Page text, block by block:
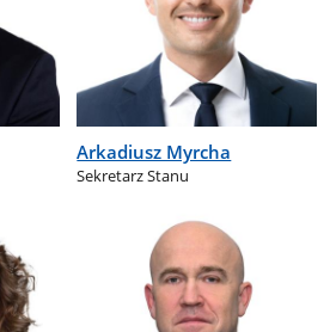
Arkadiusz Myrcha
Sekretarz Stanu